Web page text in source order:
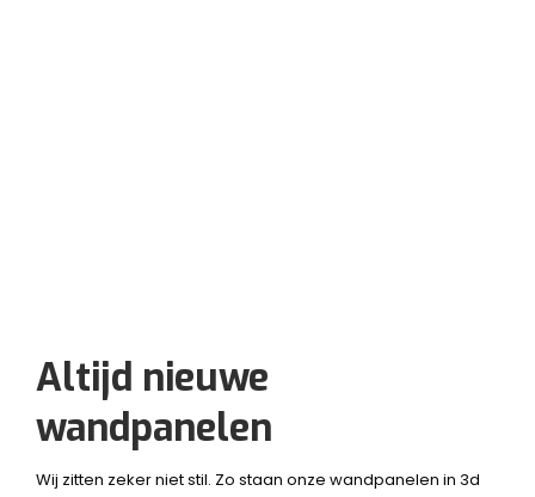
Altijd nieuwe
wandpanelen
Wij zitten zeker niet stil. Zo staan onze wandpanelen in 3d